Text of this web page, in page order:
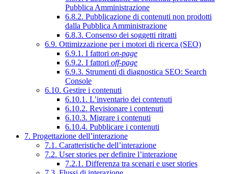
Pubblica Amministrazione
6.8.2. Pubblicazione di contenuti non prodotti
dalla Pubblica Amministrazione
6.8.3. Consenso dei soggetti ritratti
6.9. Ottimizzazione per i motori di ricerca (SEO)
6.9.1. I fattori on-page
6.9.2. I fattori off-page
6.9.3. Strumenti di diagnostica SEO: Search
Console
6.10. Gestire i contenuti
6.10.1. L’inventario dei contenuti
6.10.2. Revisionare i contenuti
6.10.3. Migrare i contenuti
6.10.4. Pubblicare i contenuti
7. Progettazione dell’interazione
7.1. Caratteristiche dell’interazione
7.2. User stories per definire l’interazione
7.2.1. Differenza tra scenari e user stories